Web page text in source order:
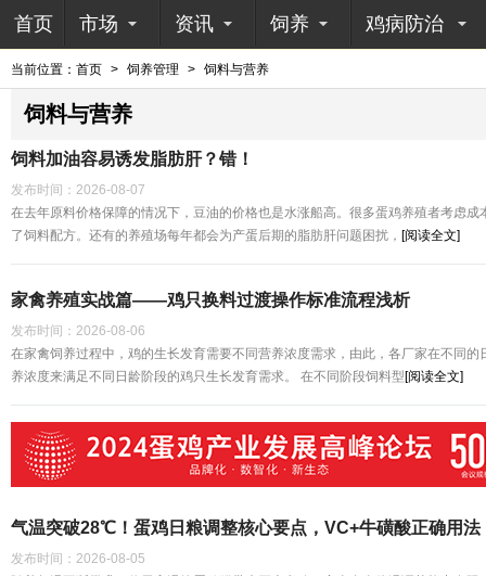
首页 市场 资讯 饲养 鸡病防治
当前位置： 首页 > 饲养管理 > 饲料与营养
饲料与营养
饲料加油容易诱发脂肪肝？错！
发布时间： 2026-08-07
在去年原料价格保障的情况下，豆油的价格也是水涨船高。很多蛋鸡养殖者考虑
了饲料配方。还有的养殖场每年都会为产蛋后期的脂肪肝问题困扰， [阅读全文]
家禽养殖实战篇——鸡只换料过渡操作标准流程浅析
发布时间： 2026-08-06
在家禽饲养过程中，鸡的生长发育需要不同营养浓度需求，由此，各厂家在不同
养浓度来满足不同日龄阶段的鸡只生长发育需求。 在不同阶段饲料型[阅读全文]
气温突破28℃！蛋鸡日粮调整核心要点，VC+牛磺酸正确用法
发布时间： 2026-08-05